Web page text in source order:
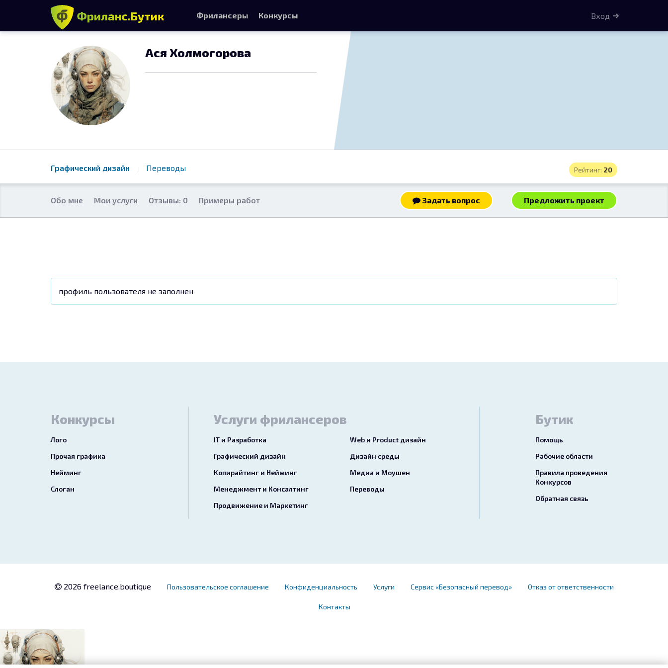
Ася Холмогорова
Рейтинг: 20
Графический дизайн Переводы
Обо мне Мои услуги Отзывы: 0 Примеры работ Задать вопрос Предложить проект
профиль пользователя не заполнен
Фрилансеры Конкурсы Вход
Конкурсы
Лого
Прочая графика
Нейминг
Слоган
Услуги фрилансеров
IT и Разработка
Web и Product дизайн
Графический дизайн
Дизайн среды
Копирайтинг и Нейминг
Медиа и Моушен
Менеджмент и Консалтинг
Переводы
Продвижение и Маркетинг
Бутик
Помощь
Рабочие области
Правила проведения
Конкурсов
Обратная связь
2026 freelance.boutique Пользовательское соглашение Конфиденциальность Услуги Сервис «Безопасный перевод» Отказ от ответственности
Контакты